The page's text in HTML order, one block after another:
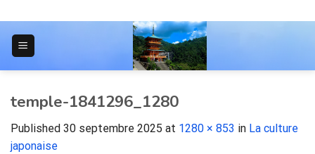
to
content
temple-1841296_1280
Published 30 septembre 2025 at 1280 × 853 in La culture
japonaise